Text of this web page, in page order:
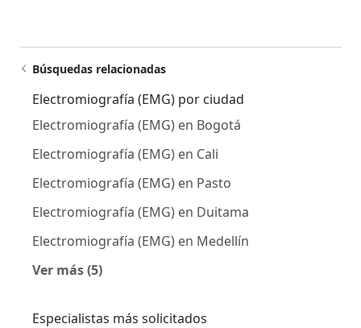
Búsquedas relacionadas
Electromiografía (EMG) por ciudad
Electromiografía (EMG) en Bogotá
Electromiografía (EMG) en Cali
Electromiografía (EMG) en Pasto
Electromiografía (EMG) en Duitama
Electromiografía (EMG) en Medellín
Ver más (5)
Especialistas más solicitados